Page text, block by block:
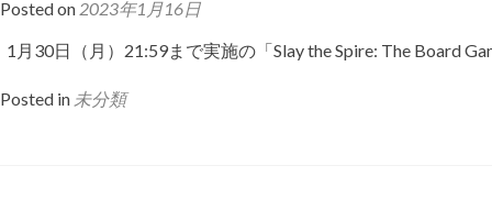
Posted on 2023年1月16日
1月30日（月）21:59まで実施の「Slay the Spire: The Board
Posted in 未分類